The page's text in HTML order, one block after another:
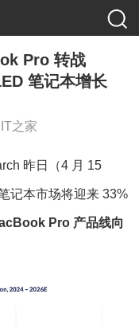
Pro 转战
笔记本增长
之家
昨日（4 月 15
记本市场将迎来 33%
Pro 产品线向